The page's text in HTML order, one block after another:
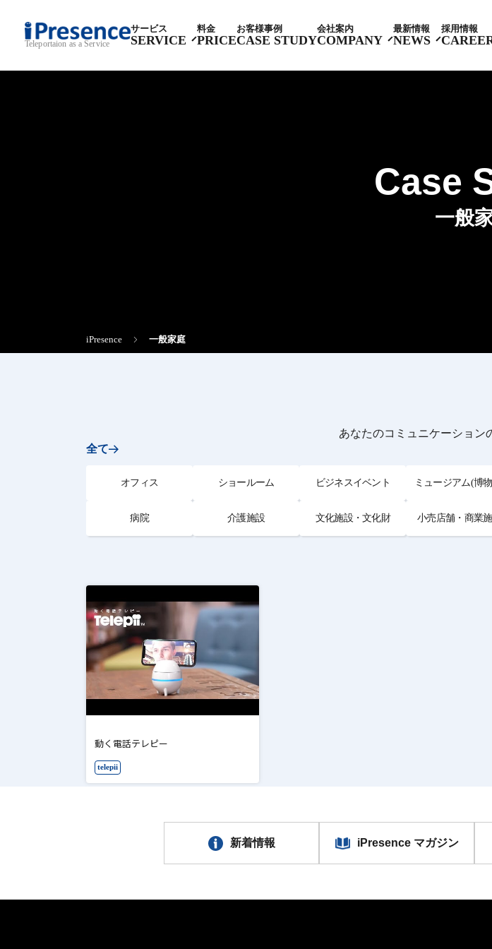
Teleportaion as a Service
サービス
SERVICE
料金
PRICE
お客様事例
CASE STUDY
会社案内
COMPANY
最新情報
NEWS
採用情報
Case
一般
iPresence 一般家庭
あなたのコミュニケーション
全て
オフィス ショールーム ビジネスイベント ミュージアム(博
病院 介護施設 文化施設・文化財 小売店舗・商業
動く電話テレピー
telepii
新着情報 iPresence マガジン